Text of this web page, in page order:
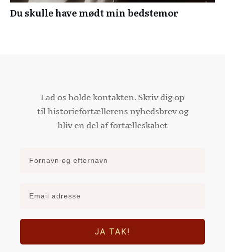
Du skulle have mødt min bedstemor
Lad os holde kontakten. Skriv dig op
til historiefortællerens nyhedsbrev og
bliv en del af fortælleskabet
JA TAK!